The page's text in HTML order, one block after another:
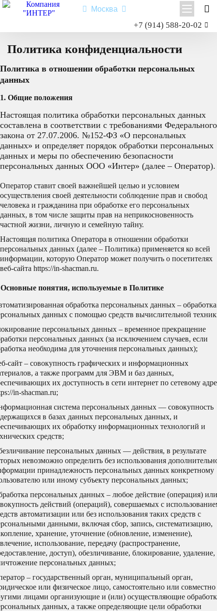
Москва
+7 (914) 588-20-02
Миксер
Самосвал
Седельный тягач
Shacman X6000
Типы:самосвал,седельный тягач,шасси,миксер.
посредством полуприцепной техники грузов и оборудования;
для установки на грузовую платформу различного
оборудования для коммунального и сельского хозяйства.
Смотреть подробнее
Политика конфиденциальности
Политика в отношении обработки персональных
данных
1. Общие положения
Настоящая политика обработки персональных данных
составлена в соответствии с требованиями Федерального
закона от 27.07.2006. №152-ФЗ «О персональных
данных» и определяет порядок обработки персональных
данных и меры по обеспечению безопасности
персональных данных ООО «Интер» (далее – Оператор).
Оператор ставит своей важнейшей целью и условием
осуществления своей деятельности соблюдение прав и свобод
человека и гражданина при обработке его персональных
данных, в том числе защиты прав на неприкосновенность
частной жизни, личную и семейную тайну.
Настоящая политика Оператора в отношении обработки
персональных данных (далее – Политика) применяется ко всей
информации, которую Оператор может получить о посетителях
веб-сайта https://in-shacman.ru.
понятия, используемые в Политике
обработка персональных данных – обработка
данных с помощью средств вычислительной
персональных данных – временное прекращение
персональных данных (за исключением случаев, если
необходима для уточнения персональных данных);
сайт – совокупность графических и информационных
а также программ для ЭВМ и баз данных,
их доступность в сети интернет по сетевому
in-shacman.ru;
система персональных данных — совокупность
в базах данных персональных данных, и
их обработку информационных технологий и
средств;
персональных данных — действия, в результате
невозможно определить без использования
принадлежность персональных данных конкретному
или иному субъекту персональных данных;
персональных данных – любое действие (операция) или
действий (операций), совершаемых с
автоматизации или без использования таких средств с
данными, включая сбор, запись, систематизацию,
хранение, уточнение (обновление, изменение),
использование, передачу (распространение,
доступ), обезличивание, блокирование, удаление,
персональных данных;
– государственный орган, муниципальный орган,
или физическое лицо, самостоятельно или совместно
лицами организующие и (или) осуществляющие
данных, а также определяющие цели обработки